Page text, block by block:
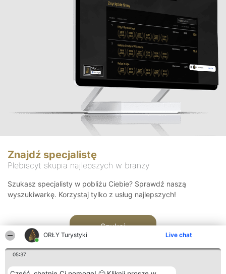
ORŁY Turystyki Live chat
05:37
Znajdź specjalistę
Plebiscyt skupia najlepszych w branży
Szukasz specjalisty w pobliżu Ciebie? Sprawdź naszą
wyszukiwarkę. Korzystaj tylko z usług najlepszych!
Szukaj